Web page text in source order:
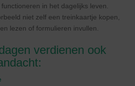
in het dagelijks leven.
niet zelf een treinkaartje kopen,
lezen of formulieren invullen.
verdienen ook